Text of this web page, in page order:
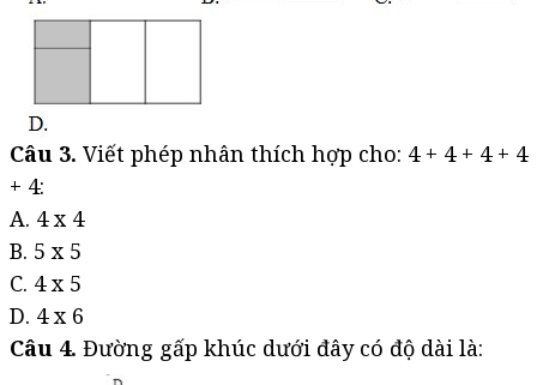
Câu 3. Viết phép nhân thích hợp cho: 4 + 4 + 4 + 4
+ 4:
A. 4 x 4
B. 5 x 5
C. 4 x 5
D. 4 x 6
Câu 4. Đường gấp khúc dưới đây có độ dài là: